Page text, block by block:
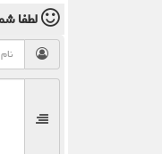
لطفا